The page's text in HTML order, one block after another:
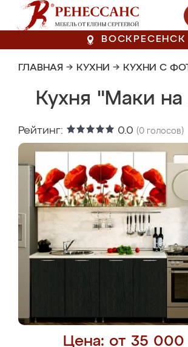
ВОСКРЕСЕНСК
ГЛАВНАЯ → КУХНИ → КУХНИ С
Кухня "Маки на
Рейтинг: 0.0 (0 голосов)
Цена: от 35